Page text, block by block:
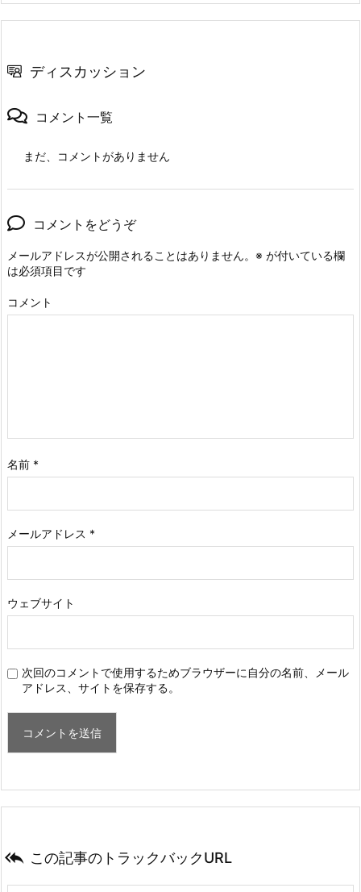
ディスカッション
コメント一覧
まだ、コメントがありません
コメントをどうぞ
メールアドレスが公開されることはありません。 ※ が付いている欄
は必須項目です
コメント
名前 *
メールアドレス *
ウェブサイト
次回のコメントで使用するためブラウザーに自分の名前、メール
アドレス、サイトを保存する。
 この記事のトラックバックURL